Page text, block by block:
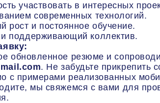
участвовать в интересных
современных технологий.
рост и постоянное обучение.
поддерживающий коллектив.
обновленное резюме и
. Не забудьте прикрепить
с примерами реализованных
мы свяжемся с вами для